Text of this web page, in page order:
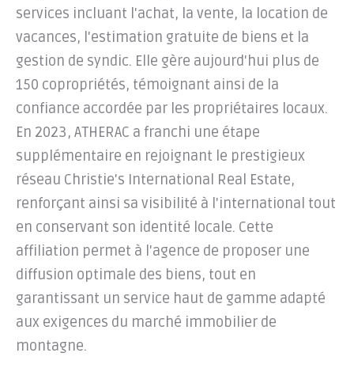
services incluant l'achat, la vente, la location de
vacances, l'estimation gratuite de biens et la
gestion de syndic. Elle gère aujourd'hui plus de
150 copropriétés, témoignant ainsi de la
confiance accordée par les propriétaires locaux.
En 2023, ATHERAC a franchi une étape
supplémentaire en rejoignant le prestigieux
réseau Christie's International Real Estate,
renforçant ainsi sa visibilité à l'international tout
en conservant son identité locale. Cette
affiliation permet à l'agence de proposer une
diffusion optimale des biens, tout en
garantissant un service haut de gamme adapté
aux exigences du marché immobilier de
montagne.